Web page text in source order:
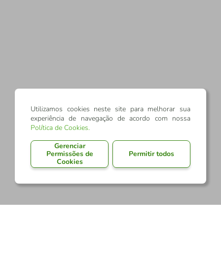
Utilizamos cookies neste site para melhorar sua
experiência de navegação de acordo com nossa
Política de Cookies.
Gerenciar
Permissões de
Cookies
Permitir todos